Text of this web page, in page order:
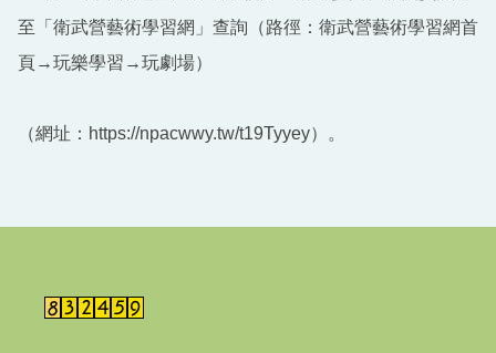
至「衛武營藝術學習網」查詢（路徑：衛武營藝術學習網首
頁→玩樂學習→玩劇場）
（網址：https://npacwwy.tw/t19Tyyey）。